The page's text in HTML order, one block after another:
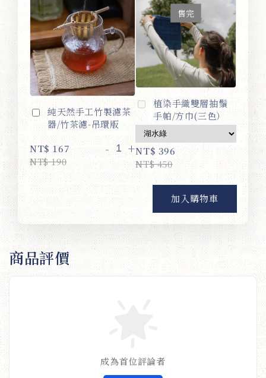
純天然手工竹製濾茶
器/竹茶濾-吊環版
NT$ 167
NT$ 190
- +
售完
植染手織雙層抽鬚
手帕/方巾(三色）
NT$ 396
NT$ 450
加入購物車
商品評價
成為首位評論者